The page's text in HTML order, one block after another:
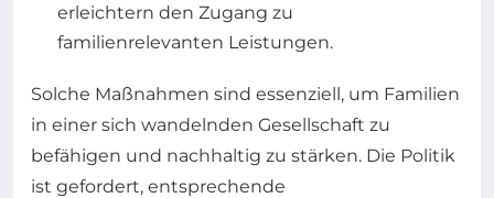
erleichtern den Zugang zu
familienrelevanten Leistungen.
Solche Maßnahmen sind essenziell, um Familien
in einer sich wandelnden Gesellschaft zu
befähigen und nachhaltig zu stärken. Die Politik
ist gefordert, entsprechende